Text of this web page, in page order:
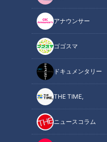
アナウンサー
ゴゴスマ
ドキュメンタリー
THE TIME,
ニュースコラム
記
この記事を見たあなた